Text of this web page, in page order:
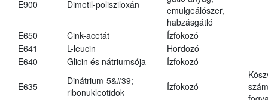
E900 Dimetil-polisziloxán
emulgeálószer,
habzásgátló
E650
Cink-acetát
Ízfokozó
E641
L-leucin
Hordozó
E640
Glicin és nátriumsója Ízfokozó
E635
Dinátrium-5&#39;-
ribonukleotidok
Ízfokozó